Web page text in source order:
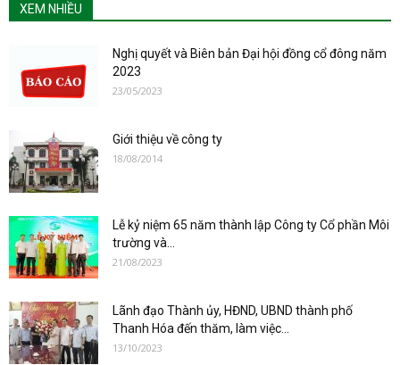
XEM NHIỀU
Nghị quyết và Biên bản Đại hội đồng cổ đông năm
2023
23/05/2023
Giới thiệu về công ty
18/08/2014
Lễ kỷ niệm 65 năm thành lập Công ty Cổ phần Môi
trường và...
21/08/2023
Lãnh đạo Thành ủy, HĐND, UBND thành phố
Thanh Hóa đến thăm, làm việc...
13/10/2023